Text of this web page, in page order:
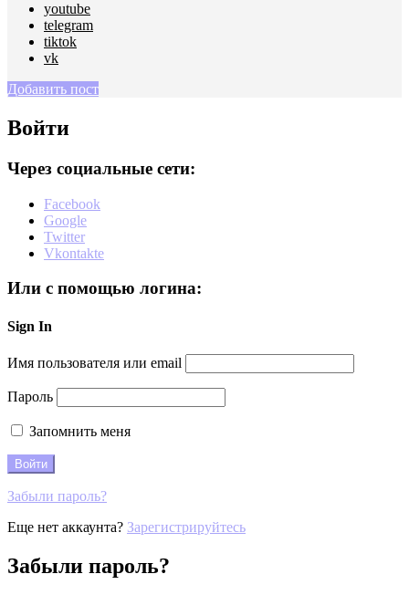
youtube
telegram
tiktok
vk
Добавить пост
Войти
Через социальные сети:
Facebook
Google
Twitter
Vkontakte
Или с помощью логина:
Sign In
Имя пользователя или email
Пароль
Запомнить меня
Забыли пароль?
Еще нет аккаунта? Зарегистрируйтесь
Забыли пароль?